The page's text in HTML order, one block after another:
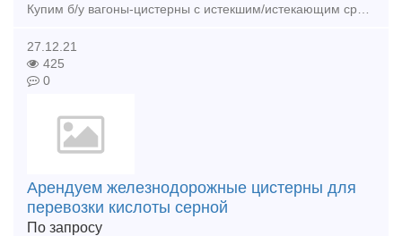
27.12.21
425
0
Арендуем железнодорожные цистерны для
перевозки кислоты серной
По запросу